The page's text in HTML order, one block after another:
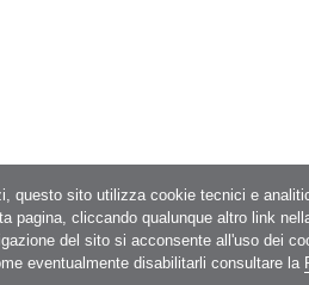
questo sito utilizza cookie tecnici e
pagina, cliccando qualunque altro link
del sito si acconsente all'uso dei
eventualmente disabilitarli consultare la